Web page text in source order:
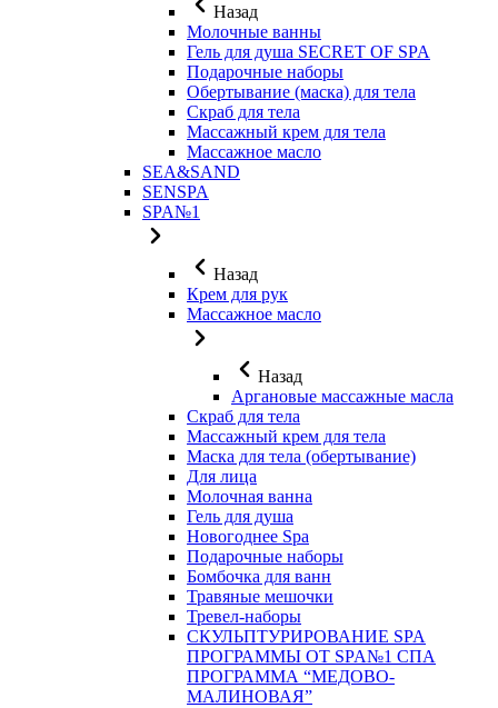
Назад
Молочные ванны
Гель для душа SECRET OF SPA
Подарочные наборы
Обертывание (маска) для тела
Скраб для тела
Массажный крем для тела
Массажное масло
SEA&SAND
SENSPA
SPA№1
Назад
Крем для рук
Массажное масло
Назад
Аргановые массажные масла
Скраб для тела
Массажный крем для тела
Маска для тела (обертывание)
Для лица
Молочная ванна
Гель для душа
Новогоднее Spa
Подарочные наборы
Бомбочка для ванн
Травяные мешочки
Тревел-наборы
СКУЛЬПТУРИРОВАНИЕ SPA
ПРОГРАММЫ ОТ SPA№1 СПА
ПРОГРАММА “МЕДОВО-
МАЛИНОВАЯ”